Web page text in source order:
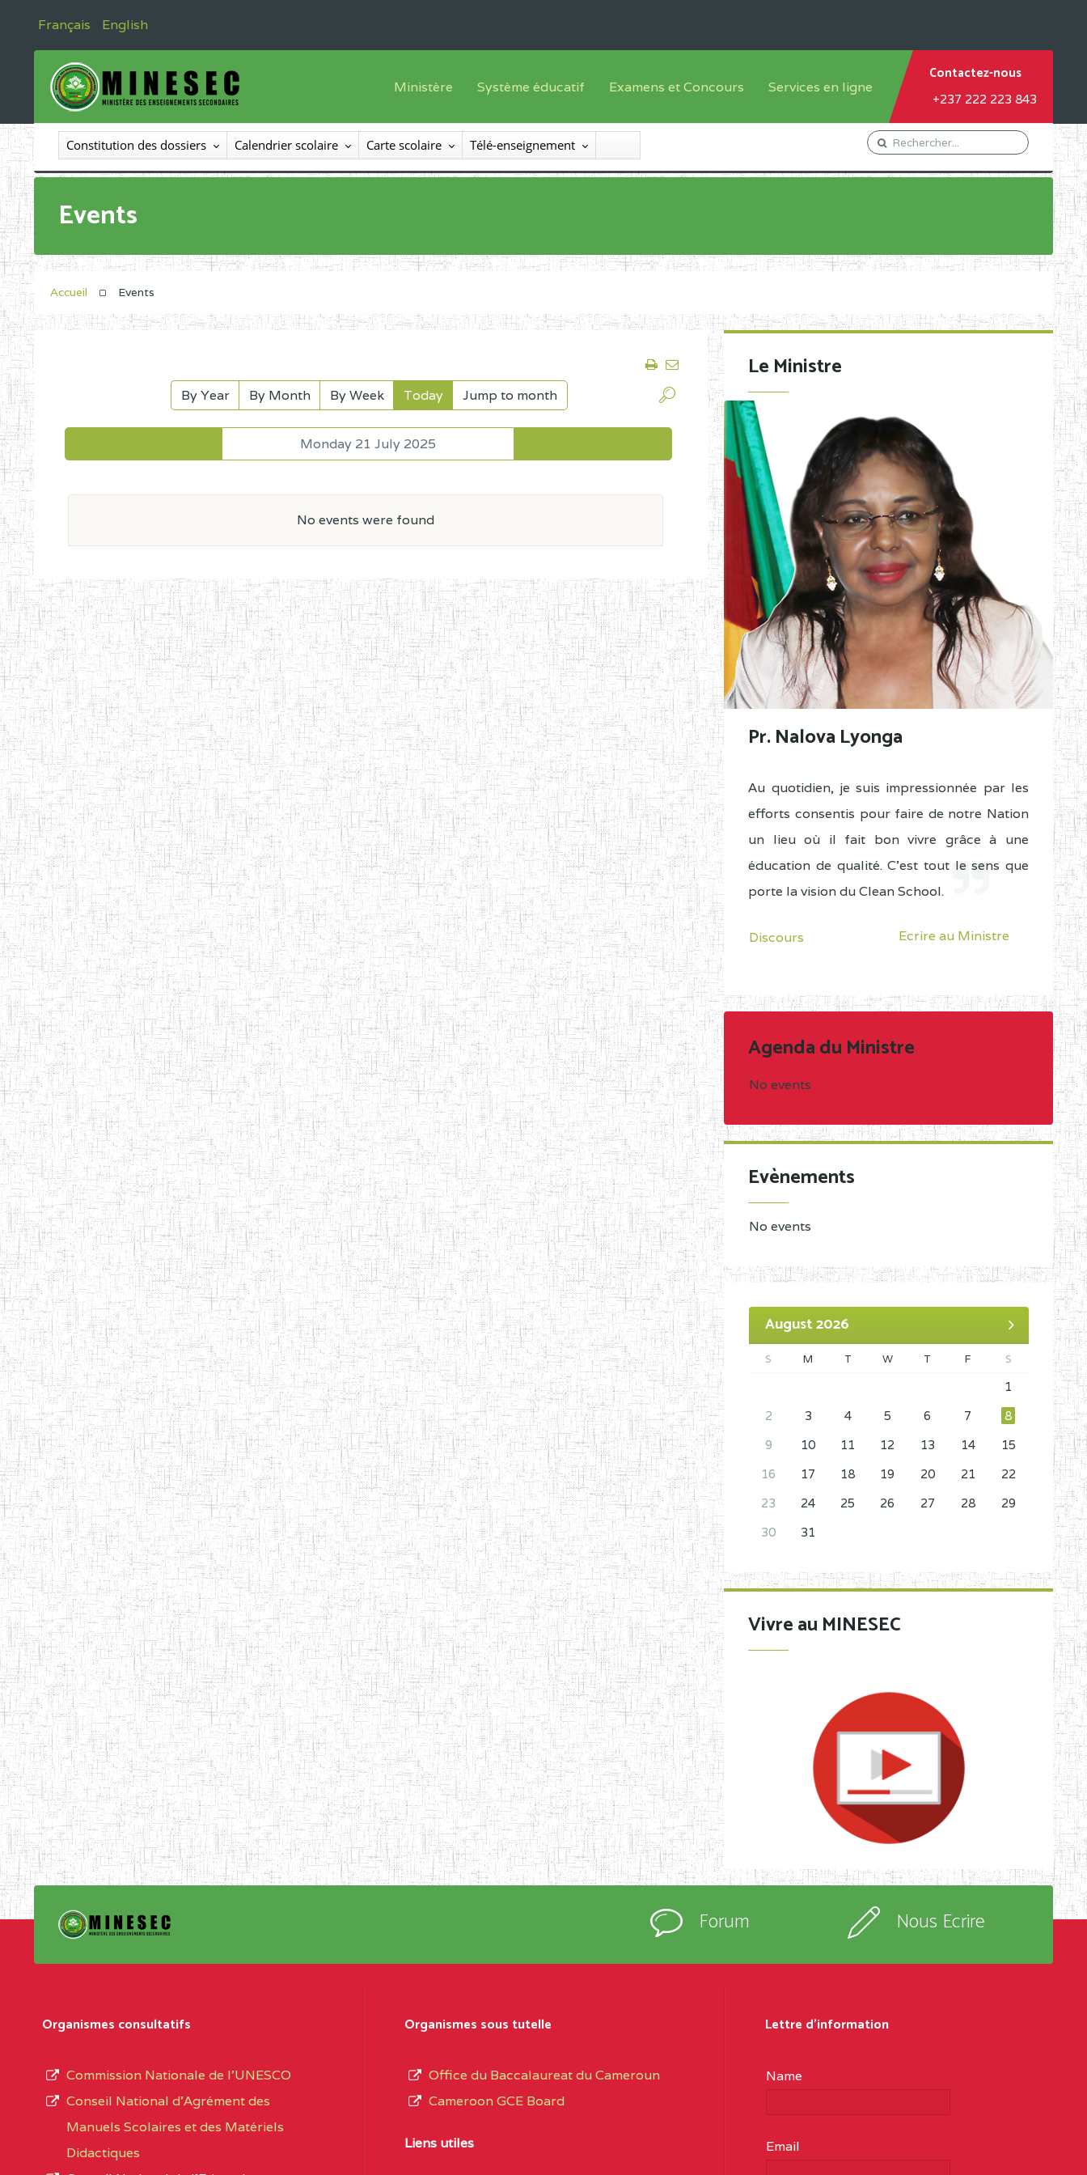
Français English
Ministère
Le Ministre
Le SEESEN
Organigramme
Système éducatif
Offre de formation
Sous système francophone
Progammes d'études
Examens et Concours
Inscriptions
Liste des candidats
Services en ligne
Orientation Conseil
Gestion du Personnel
Demande de subvention
Contactez-nous
+237 222 223 843
Constitution des dossiers Calendrier scolaire Carte scolaire Télé-enseignement
Events
Accueil Events
By Year By Month By Week Today Jump to month
Monday 21 July 2025
No events were found
Le Ministre
Pr. Nalova Lyonga
Au quotidien, je suis impressionnée par les
efforts consentis pour faire de notre Nation
un lieu où il fait bon vivre grâce à une
éducation de qualité. C'est tout le sens que
porte la vision du Clean School.
Discours Ecrire au Ministre
Agenda du Ministre
No events
Evènements
No events
August 2026
S M T W T F S
1
2
3 4 5 6 7
8
9
10 11 12 13 14
15
16
17 18 19 20 21
22
23
24 25 26 27 28
29
30
31
Vivre au MINESEC
Forum Nous Ecrire
Organismes consultatifs
Commission Nationale de l’UNESCO
Conseil National d’Agrément des
Manuels Scolaires et des Matériels
Didactiques
Organismes sous tutelle
Office du Baccalaureat du Cameroun
Cameroon GCE Board
Liens utiles
Lettre d'information
Name
Email